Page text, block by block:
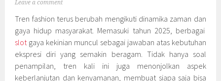
Leave a comment
Tren fashion terus berubah mengikuti dinamika zaman dan
gaya hidup masyarakat. Memasuki tahun 2025, berbagai
slotgaya kekinian muncul sebagai jawaban atas kebutuhan
ekspresi diri yang semakin beragam. Tidak hanya soal
penampilan, tren kali ini juga menonjolkan aspek
keberlanjutan dan kenyamanan, membuat siapa saja bisa